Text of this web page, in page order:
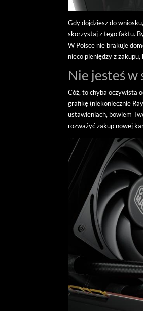
Gdy dojdziesz do
skorzystaj z tego faktu.
W Polsce nie brakuje
nieco pieniędzy z
Nie jesteś w
Cóż, to chyba oczywista
grafikę (niekoniecznie
ustawieniach, bowiem
rozważyć zakup nowej